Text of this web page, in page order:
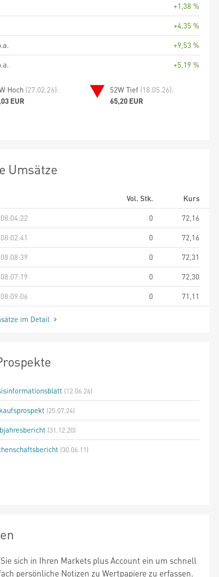
+1,38 %
+4,35 %
+9,53 %
+5,19 %
Hoch (27.02.26):
EUR
52W Tief (18.05.26):
65,20 EUR
Umsätze
Vol. Stk.
Kurs
0
72,16
0
72,16
0
72,31
0
72,30
0 71,11
im Detail
(12.06.26)
(25.07.24)
(31.12.20)
(30.06.11)
sich in Ihren Markets plus Account ein um schnell
persönliche Notizen zu Wertpapiere zu erfassen.